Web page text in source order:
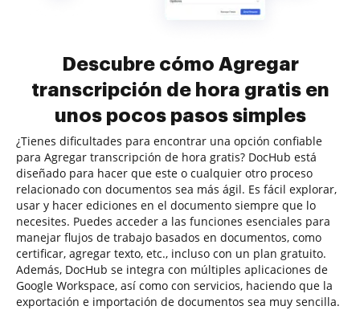
Descubre cómo Agregar
transcripción de hora gratis en
unos pocos pasos simples
¿Tienes dificultades para encontrar una opción confiable
para Agregar transcripción de hora gratis? DocHub está
diseñado para hacer que este o cualquier otro proceso
relacionado con documentos sea más ágil. Es fácil explorar,
usar y hacer ediciones en el documento siempre que lo
necesites. Puedes acceder a las funciones esenciales para
manejar flujos de trabajo basados en documentos, como
certificar, agregar texto, etc., incluso con un plan gratuito.
Además, DocHub se integra con múltiples aplicaciones de
Google Workspace, así como con servicios, haciendo que la
exportación e importación de documentos sea muy sencilla.